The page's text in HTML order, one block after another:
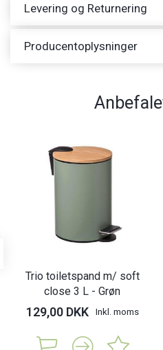
Levering og Returnering
Producentoplysninger
Trio toiletspand m/ soft
close 3 L - Grøn
129,00 DKK Inkl. moms